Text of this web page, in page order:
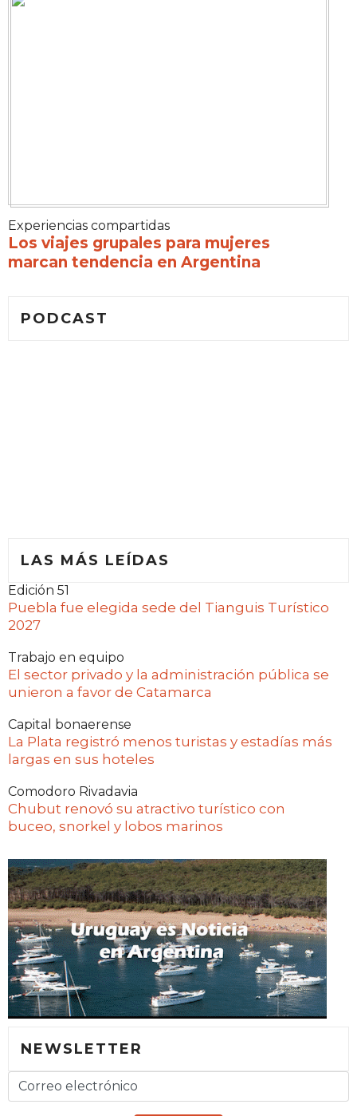
Experiencias compartidas
Los viajes grupales para mujeres
marcan tendencia en Argentina
PODCAST
LAS MÁS LEÍDAS
Edición 51
Puebla fue elegida sede del Tianguis Turístico
2027
Trabajo en equipo
El sector privado y la administración pública se
unieron a favor de Catamarca
Capital bonaerense
La Plata registró menos turistas y estadías más
largas en sus hoteles
Comodoro Rivadavia
Chubut renovó su atractivo turístico con
buceo, snorkel y lobos marinos
NEWSLETTER